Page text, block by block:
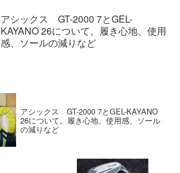
アシックス GT-2000 7とGEL-
KAYANO 26について。履き心地、使用
感、ソールの減りなど
アシックス GT-2000 7とGEL-KAYANO
26について。履き心地、使用感、ソール
の減りなど